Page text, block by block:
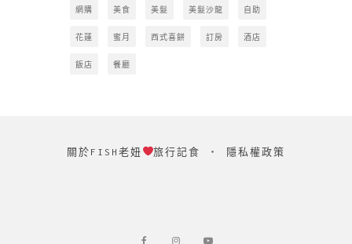
網購 美食 美髮 美髮沙龍 自助
花蓮 蜜月 西式喜餅 訂房 酒店
飯店 餐廳
關於FISH老妞 旅行記食 ‧ 隱私權政策